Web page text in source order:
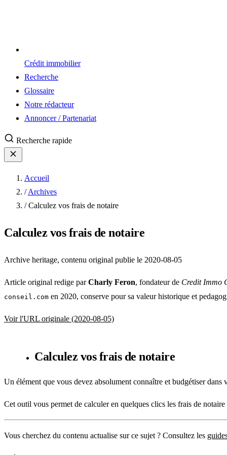
Crédit immobilier
Recherche
Glossaire
Notre rédacteur
Annoncer / Partenariat
Recherche rapide
Accueil
/ Archives
/ Calculez vos frais de notaire
Calculez vos frais de notaire
Archive heritage, contenu original publie le 2020-08-05
Article original redige parCharly Feron, fondateur de Credit Immo
conseil.com en 2020, conserve pour sa valeur historique et
Voir l'URL originale (2020-08-05)
Calculez vos frais de notaire
Un élément que vous devez absolument connaître et budgétiser
Cet outil vous permet de calculer en quelques clics les frais de
Vous cherchez du contenu actualise sur ce sujet ? Consultez les